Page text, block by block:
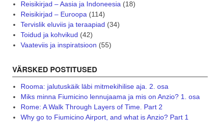
Reisikirjad – Aasia ja Indoneesia(18)
Reisikirjad – Euroopa(114)
Tervislik eluviis ja teraapiad (34)
Toidud ja kohvikud (42)
Vaateviis ja inspiratsioon (55)
VÄRSKED POSTITUSED
Rooma: jalutuskäik läbi mitmekihilise aja. 2. osa
Miks minna Fiumicino lennujaama ja mis on Anzio? 1. osa
Rome: A Walk Through Layers of Time. Part 2
Why go to Fiumicino Airport, and what is Anzio? Part 1